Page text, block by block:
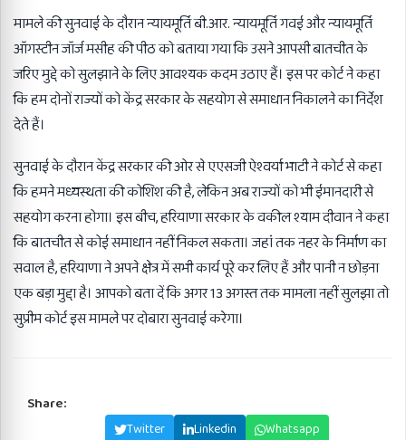
मामले की सुनवाई के दौरान न्यायमूर्ति बी.आर. न्यायमूर्ति गवई और न्यायमूर्ति
ऑगस्टीन जॉर्ज मसीह की पीठ को बताया गया कि उसने आपसी बातचीत के
जरिए मुद्दे को सुलझाने के लिए आवश्यक कदम उठाए हैं। इस पर कोर्ट ने कहा
कि हम दोनों राज्यों को केंद्र सरकार के सहयोग से समाधान निकालने का निर्देश
देते हैं।
सुनवाई के दौरान केंद्र सरकार की ओर से एएसजी ऐश्वर्या भाटी ने कोर्ट से कहा
कि हमने मध्यस्थता की कोशिश की है, लेकिन अब राज्यों को भी ईमानदारी से
सहयोग करना होगा। इस बीच, हरियाणा सरकार के वकील श्याम दीवान ने कहा
कि बातचीत से कोई समाधान नहीं निकल सकता। जहां तक ​​नहर के निर्माण का
सवाल है, हरियाणा ने अपने क्षेत्र में सभी कार्य पूरे कर लिए हैं और पानी न छोड़ना
एक बड़ा मुद्दा है। आपको बता दें कि अगर 13 अगस्त तक मामला नहीं सुलझा तो
सुप्रीम कोर्ट इस मामले पर दोबारा सुनवाई करेगा।
Share:
Twitter Linkedin
Whatsapp